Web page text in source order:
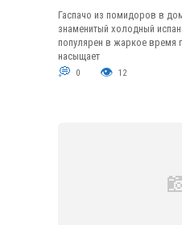
Гаспачо из помидоров в
знаменитый холодный
популярен в жаркое время
насыщает
0 12